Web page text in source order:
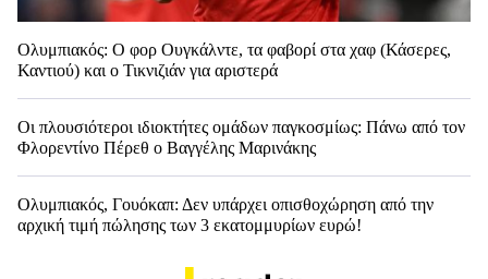
Ολυμπιακός: Ο φορ Ουγκάλντε, τα φαβορί στα χαφ (Κάσερες,
Καντιού) και ο Τικνιζιάν για αριστερά
Οι πλουσιότεροι ιδιοκτήτες ομάδων παγκοσμίως: Πάνω από τον
Φλορεντίνο Πέρεθ ο Βαγγέλης Μαρινάκης
Ολυμπιακός, Γουόκαπ: Δεν υπάρχει οπισθοχώρηση από την
αρχική τιμή πώλησης των 3 εκατομμυρίων ευρώ!